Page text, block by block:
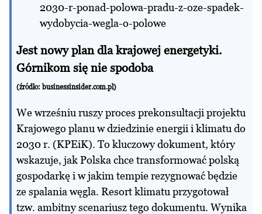
2030-r-ponad-polowa-pradu-z-oze-spadek-
wydobycia-wegla-o-polowe
Jest nowy plan dla krajowej energetyki.
Górnikom się nie spodoba
(źródło: businessinsider.com.pl)
We wrześniu ruszy proces prekonsultacji projektu
Krajowego planu w dziedzinie energii i klimatu do
2030 r. (KPEiK). To kluczowy dokument, który
wskazuje, jak Polska chce transformować polską
gospodarkę i w jakim tempie rezygnować będzie
ze spalania węgla. Resort klimatu przygotował
tzw. ambitny scenariusz tego dokumentu. Wynika